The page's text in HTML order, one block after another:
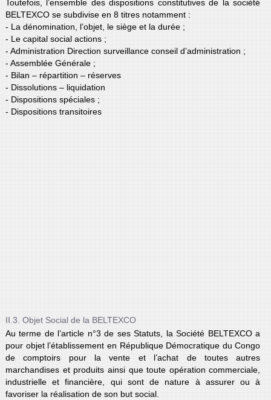
Toutefois, l’ensemble des dispositions constitutives de la société
BELTEXCO se subdivise en 8 titres notamment :
- La dénomination, l’objet, le siège et la durée ;
- Le capital social actions ;
- Administration Direction surveillance conseil d’administration ;
- Assemblée Générale ;
- Bilan – répartition – réserves
- Dissolutions – liquidation
- Dispositions spéciales ;
- Dispositions transitoires
II.3. Objet Social de la BELTEXCO
Au terme de l’article n°3 de ses Statuts, la Société BELTEXCO a
pour objet l’établissement en République Démocratique du Congo
de comptoirs pour la vente et l’achat de toutes autres
marchandises et produits ainsi que toute opération commerciale,
industrielle et financière, qui sont de nature à assurer ou à
favoriser la réalisation de son but social.